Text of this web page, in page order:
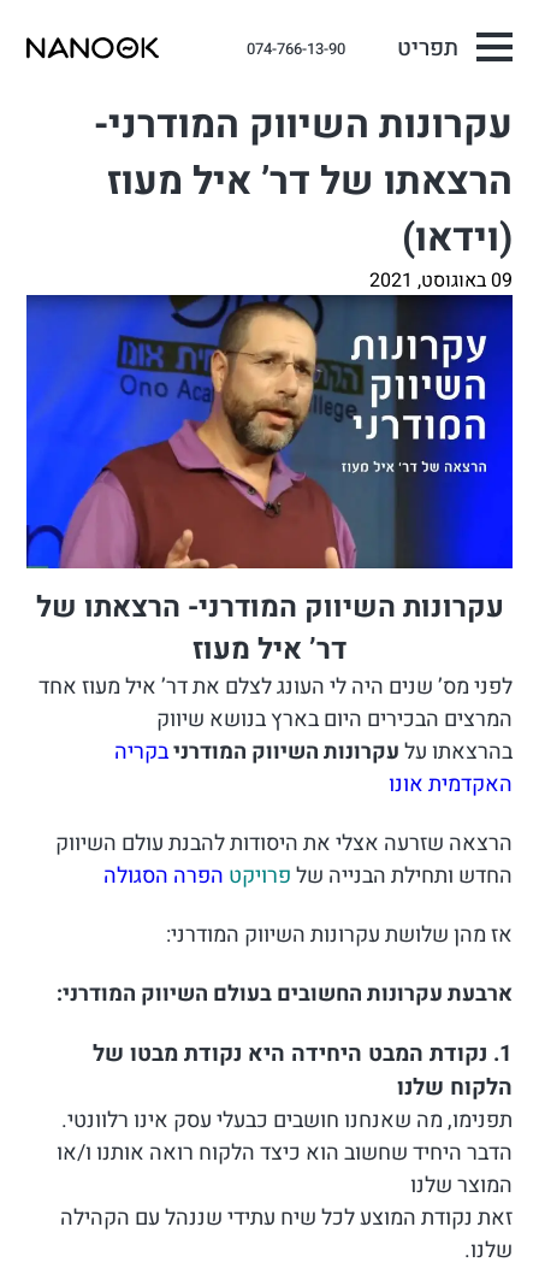
תפריט 074-766-13-90
עקרונות השיווק המודרני-
הרצאתו של דר’ איל מעוז
(וידאו)
09 באוגוסט, 2021
עקרונות השיווק המודרני- הרצאתו של
דר’ איל מעוז
לפני מס’ שנים היה לי העונג לצלם את דר’ איל מעוז אחד
המרצים הבכירים היום בארץ בנושא שיווק
בהרצאתו עלעקרונות השיווק המודרניבקריה
האקדמית אונו
הרצאה שזרעה אצלי את היסודות להבנת עולם השיווק
החדש ותחילת הבנייה שלפרויקט הפרה הסגולה
אז מהן שלושת עקרונות השיווק המודרני:
ארבעת עקרונות החשובים בעולם השיווק המודרני:
1. נקודת המבט היחידה היא נקודת מבטו של
הלקוח שלנו
תפנימו, מה שאנחנו חושבים כבעלי עסק אינו רלוונטי.
הדבר היחיד שחשוב הוא כיצד הלקוח רואה אותנו ו/או
המוצר שלנו
זאת נקודת המוצע לכל שיח עתידי שננהל עם הקהילה
שלנו.